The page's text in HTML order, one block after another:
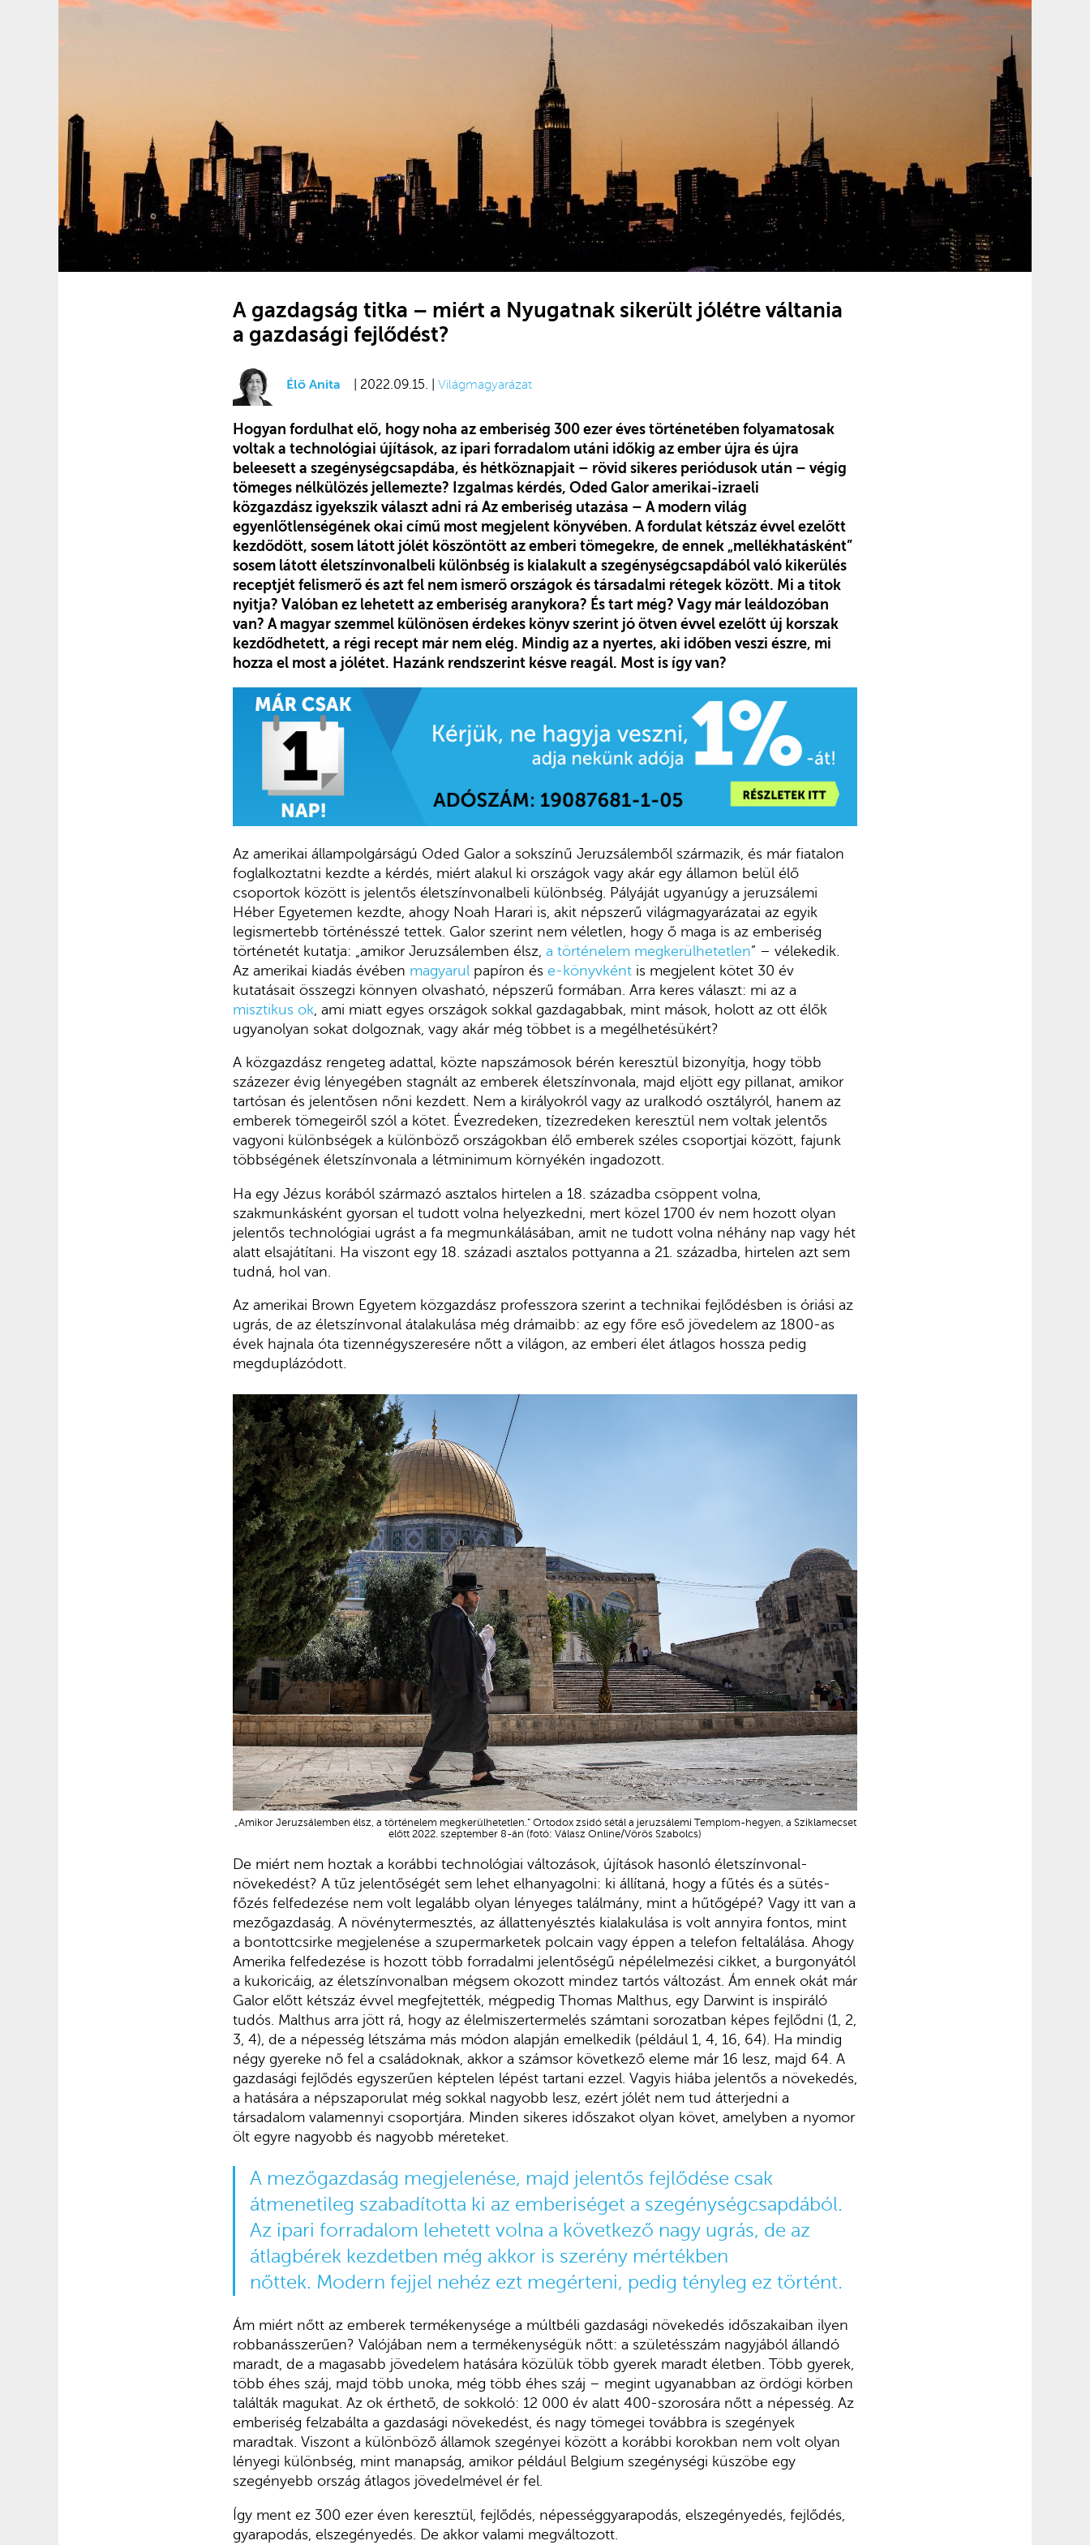
A gazdagság titka – miért a Nyugatnak sikerült jólétre váltania
a gazdasági fejlődést?
Élő Anita | 2022.09.15. | Világmagyarázat
Hogyan fordulhat elő, hogy noha az emberiség 300 ezer éves történetében folyamatosak
voltak a technológiai újítások, az ipari forradalom utáni időkig az ember újra és újra
beleesett a szegénységcsapdába, és hétköznapjait – rövid sikeres periódusok után – végig
tömeges nélkülözés jellemezte? Izgalmas kérdés, Oded Galor amerikai-izraeli
közgazdász igyekszik választ adni rá Az emberiség utazása – A modern világ
egyenlőtlenségének okai című most megjelent könyvében. A fordulat kétszáz évvel ezelőtt
kezdődött, sosem látott jólét köszöntött az emberi tömegekre, de ennek „mellékhatásként”
sosem látott életszínvonalbeli különbség is kialakult a szegénységcsapdából való kikerülés
receptjét felismerő és azt fel nem ismerő országok és társadalmi rétegek között. Mi a titok
nyitja? Valóban ez lehetett az emberiség aranykora? És tart még? Vagy már leáldozóban
van? A magyar szemmel különösen érdekes könyv szerint jó ötven évvel ezelőtt új korszak
kezdődhetett, a régi recept már nem elég. Mindig az a nyertes, aki időben veszi észre, mi
hozza el most a jólétet. Hazánk rendszerint késve reagál. Most is így van?
Az amerikai állampolgárságú Oded Galor a sokszínű Jeruzsálemből származik, és már fiatalon
foglalkoztatni kezdte a kérdés, miért alakul ki országok vagy akár egy államon belül élő
csoportok között is jelentős életszínvonalbeli különbség. Pályáját ugyanúgy a jeruzsálemi
Héber Egyetemen kezdte, ahogy Noah Harari is, akit népszerű világmagyarázatai az egyik
legismertebb történésszé tettek. Galor szerint nem véletlen, hogy ő maga is az emberiség
történetét kutatja: „amikor Jeruzsálemben élsz, a történelem megkerülhetetlen” – vélekedik.
Az amerikai kiadás évében magyarul papíron és e-könyvként is megjelent kötet 30 év
kutatásait összegzi könnyen olvasható, népszerű formában. Arra keres választ: mi az a
misztikus ok , ami miatt egyes országok sokkal gazdagabbak, mint mások, holott az ott élők
ugyanolyan sokat dolgoznak, vagy akár még többet is a megélhetésükért?
A közgazdász rengeteg adattal, közte napszámosok bérén keresztül bizonyítja, hogy több
százezer évig lényegében stagnált az emberek életszínvonala, majd eljött egy pillanat, amikor
tartósan és jelentősen nőni kezdett. Nem a királyokról vagy az uralkodó osztályról, hanem az
emberek tömegeiről szól a kötet. Évezredeken, tízezredeken keresztül nem voltak jelentős
vagyoni különbségek a különböző országokban élő emberek széles csoportjai között, fajunk
többségének életszínvonala a létminimum környékén ingadozott.
Ha egy Jézus korából származó asztalos hirtelen a 18. századba csöppent volna,
szakmunkásként gyorsan el tudott volna helyezkedni, mert közel 1700 év nem hozott olyan
jelentős technológiai ugrást a fa megmunkálásában, amit ne tudott volna néhány nap vagy hét
alatt elsajátítani. Ha viszont egy 18. századi asztalos pottyanna a 21. századba, hirtelen azt sem
tudná, hol van.
Az amerikai Brown Egyetem közgazdász professzora szerint a technikai fejlődésben is óriási az
ugrás, de az életszínvonal átalakulása még drámaibb: az egy főre eső jövedelem az 1800-as
évek hajnala óta tizennégyszeresére nőtt a világon, az emberi élet átlagos hossza pedig
megduplázódott.
„Amikor Jeruzsálemben élsz, a történelem megkerülhetetlen.” Ortodox zsidó sétál a jeruzsálemi Templom-hegyen, a Sziklamecset
előtt 2022. szeptember 8-án (fotó: Válasz Online/Vörös Szabolcs)
De miért nem hoztak a korábbi technológiai változások, újítások hasonló életszínvonal-
növekedést? A tűz jelentőségét sem lehet elhanyagolni: ki állítaná, hogy a fűtés és a sütés-
főzés felfedezése nem volt legalább olyan lényeges találmány, mint a hűtőgépé? Vagy itt van a
mezőgazdaság. A növénytermesztés, az állattenyésztés kialakulása is volt annyira fontos, mint
a bontottcsirke megjelenése a szupermarketek polcain vagy éppen a telefon feltalálása. Ahogy
Amerika felfedezése is hozott több forradalmi jelentőségű népélelmezési cikket, a burgonyától
a kukoricáig, az életszínvonalban mégsem okozott mindez tartós változást. Ám ennek okát már
Galor előtt kétszáz évvel megfejtették, mégpedig Thomas Malthus, egy Darwint is inspiráló
tudós. Malthus arra jött rá, hogy az élelmiszertermelés számtani sorozatban képes fejlődni (1, 2,
3, 4), de a népesség létszáma más módon alapján emelkedik (például 1, 4, 16, 64). Ha mindig
négy gyereke nő fel a családoknak, akkor a számsor következő eleme már 16 lesz, majd 64. A
gazdasági fejlődés egyszerűen képtelen lépést tartani ezzel. Vagyis hiába jelentős a növekedés,
a hatására a népszaporulat még sokkal nagyobb lesz, ezért jólét nem tud átterjedni a
társadalom valamennyi csoportjára. Minden sikeres időszakot olyan követ, amelyben a nyomor
ölt egyre nagyobb és nagyobb méreteket.
A mezőgazdaság megjelenése, majd jelentős fejlődése csak
átmenetileg szabadította ki az emberiséget a szegénységcsapdából.
Az ipari forradalom lehetett volna a következő nagy ugrás, de az
átlagbérek kezdetben még akkor is szerény mértékben
nőttek. Modern fejjel nehéz ezt megérteni, pedig tényleg ez történt.
Ám miért nőtt az emberek termékenysége a múltbéli gazdasági növekedés időszakaiban ilyen
robbanásszerűen? Valójában nem a termékenységük nőtt: a születésszám nagyjából állandó
maradt, de a magasabb jövedelem hatására közülük több gyerek maradt életben. Több gyerek,
több éhes száj, majd több unoka, még több éhes száj – megint ugyanabban az ördögi körben
találták magukat. Az ok érthető, de sokkoló: 12 000 év alatt 400-szorosára nőtt a népesség. Az
emberiség felzabálta a gazdasági növekedést, és nagy tömegei továbbra is szegények
maradtak. Viszont a különböző államok szegényei között a korábbi korokban nem volt olyan
lényegi különbség, mint manapság, amikor például Belgium szegénységi küszöbe egy
szegényebb ország átlagos jövedelmével ér fel.
Így ment ez 300 ezer éven keresztül, fejlődés, népességgyarapodás, elszegényedés, fejlődés,
gyarapodás, elszegényedés. De akkor valami megváltozott.